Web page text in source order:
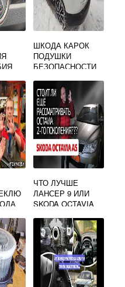
ШКОДА КАРОК
ПОДУШКИ
БЕЗОПАСНОСТИ
ЧТО ЛУЧШЕ
ЛАНСЕР 9 ИЛИ
SKODA OCTAVIA